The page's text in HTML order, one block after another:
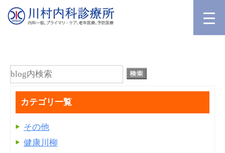
カテゴリ一覧
その他
健康川柳